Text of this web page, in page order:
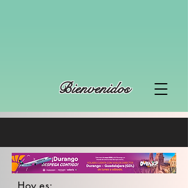
Bienvenidos